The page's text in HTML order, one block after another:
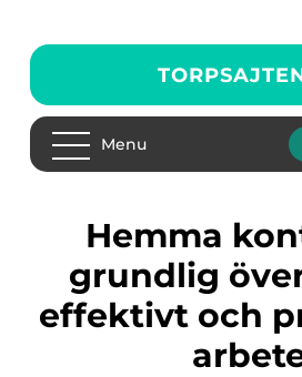
Menu
Hemma kontor: En
grundlig
effektivt och